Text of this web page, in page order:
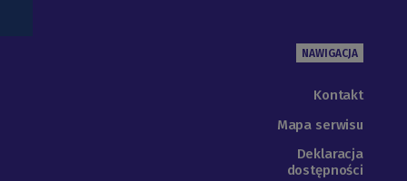
NAWIGACJA
Kontakt
Mapa serwisu
Deklaracja
dostępności